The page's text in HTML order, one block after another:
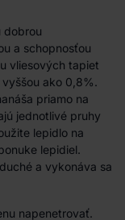
dobrou
a schopnosťou
vliesových tapiet
ako 0,8%.
priamo na
jednotlivé pruhy
lepidlo na
lepidiel.
a vykonáva sa
napenetrovať.